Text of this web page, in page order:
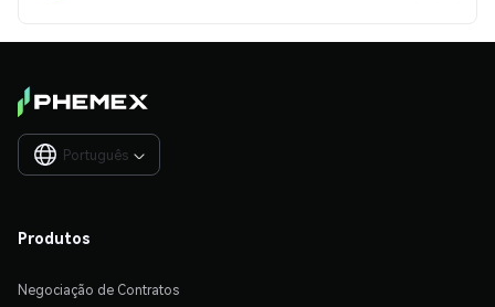
Português 
Produtos
Negociação de Contratos